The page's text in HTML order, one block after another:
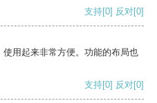
支持[0] 反对[0]
用起来非常方便。功能的布局也
支持[0] 反对[0]